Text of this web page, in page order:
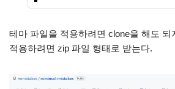
테마 파일을 적용하려면 clone을 해도 되
적용하려면 zip 파일 형태로 받는다.